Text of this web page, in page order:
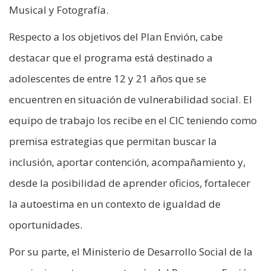
Musical y Fotografía.
Respecto a los objetivos del Plan Envión, cabe
destacar que el programa está destinado a
adolescentes de entre 12 y 21 años que se
encuentren en situación de vulnerabilidad social. El
equipo de trabajo los recibe en el CIC teniendo como
premisa estrategias que permitan buscar la
inclusión, aportar contención, acompañamiento y,
desde la posibilidad de aprender oficios, fortalecer
la autoestima en un contexto de igualdad de
oportunidades.
Por su parte, el Ministerio de Desarrollo Social de la